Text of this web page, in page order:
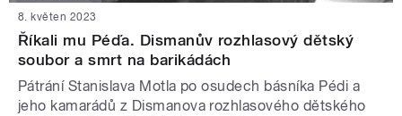
8. květen 2023
Říkali mu Péďa. Dismanův rozhlasový dětský
soubor a smrt na barikádách
Pátrání Stanislava Motla po osudech básníka Pédi a
jeho kamarádů z Dismanova rozhlasového dětského